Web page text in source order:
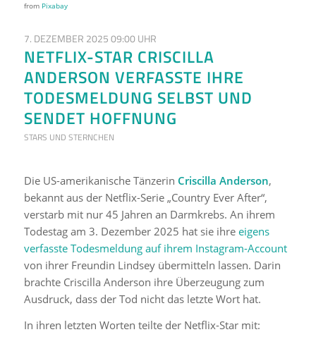
from Pixabay
7. DEZEMBER 2025 09:00 UHR
NETFLIX-STAR CRISCILLA
ANDERSON VERFASSTE IHRE
TODESMELDUNG SELBST UND
SENDET HOFFNUNG
STARS UND STERNCHEN
Die US-amerikanische Tänzerin Criscilla Anderson,
bekannt aus der Netflix-Serie „Country Ever After“,
verstarb mit nur 45 Jahren an Darmkrebs. An ihrem
Todestag am 3. Dezember 2025 hat sie ihre eigens
verfasste Todesmeldung auf ihrem Instagram-Account
von ihrer Freundin Lindsey übermitteln lassen. Darin
brachte Criscilla Anderson ihre Überzeugung zum
Ausdruck, dass der Tod nicht das letzte Wort hat.
In ihren letzten Worten teilte der Netflix-Star mit: